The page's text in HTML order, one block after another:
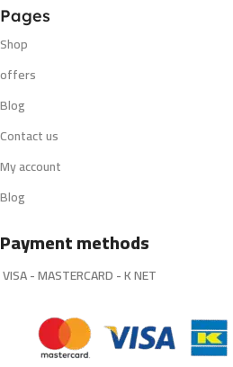
Pages
Shop
offers
Blog
Contact us
My account
Blog
Payment methods
VISA - MASTERCARD - K NET